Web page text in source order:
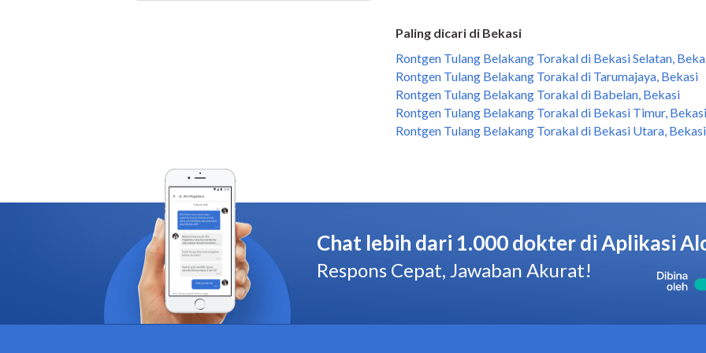
Paling dicari di Bekasi
Rontgen Tulang Belakang Torakal di Bekasi Selatan,
Rontgen Tulang Belakang Torakal di Tarumajaya, Bekasi
Rontgen Tulang Belakang Torakal di Babelan, Bekasi
Rontgen Tulang Belakang Torakal di Bekasi Timur, Bekasi
Rontgen Tulang Belakang Torakal di Bekasi Utara, Bekasi